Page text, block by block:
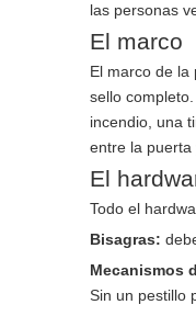
las personas
El marco
El marco de la
sello
incendio, una
entre la puerta
El
Todo el
Bisagras:
Mecanismos
Sin un pestillo